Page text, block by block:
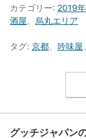
カテゴリー: 2019
酒屋
烏丸エリア
タグ: 京都 吟味屋
グッチジャパン